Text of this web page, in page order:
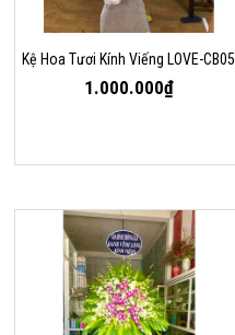
Kệ Hoa Tươi Kính Viếng LOVE-CB05
1.000.000₫